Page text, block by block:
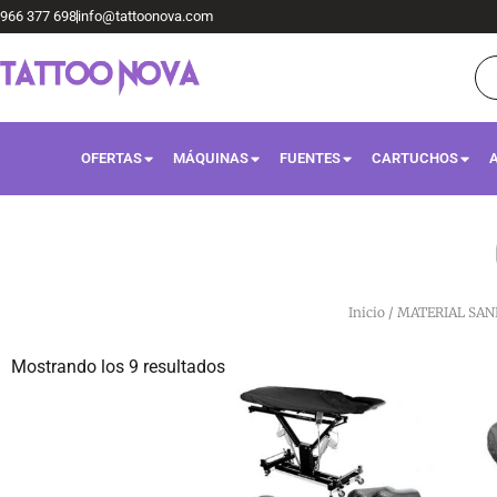
Ir
contenido
966 377 698info@tattoonova.com
de
OFERTAS MÁQUINAS FUENTES CARTUCHOS
Inicio / MATERIAL
Mostrando los 9 resultados